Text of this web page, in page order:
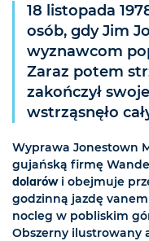
18 listopada
osób, gdy Jim
wyznawcom
Zaraz potem
zakończył
wstrząsnęło
Wyprawa Jonestown
gujańską firmę
dolarów i obejmuje
godzinną jazdę
nocleg w pobliskim
Obszerny ilustrowany